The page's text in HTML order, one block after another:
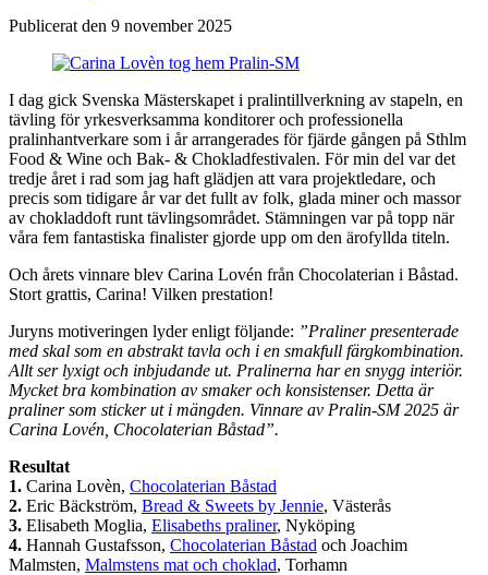
Publicerat den 9 november 2025
I dag gick Svenska Mästerskapet i pralintillverkning av stapeln, en
tävling för yrkesverksamma konditorer och professionella
pralinhantverkare som i år arrangerades för fjärde gången på Sthlm
Food & Wine och Bak- & Chokladfestivalen. För min del var det
tredje året i rad som jag haft glädjen att vara projektledare, och
precis som tidigare år var det fullt av folk, glada miner och massor
av chokladdoft runt tävlingsområdet. Stämningen var på topp när
våra fem fantastiska finalister gjorde upp om den ärofyllda titeln.
Och årets vinnare blev Carina Lovén från Chocolaterian i Båstad.
Stort grattis, Carina! Vilken prestation!
Juryns motiveringen lyder enligt följande: ”Praliner presenterade
med skal som en abstrakt tavla och i en smakfull färgkombination.
Allt ser lyxigt och inbjudande ut. Pralinerna har en snygg interiör.
Mycket bra kombination av smaker och konsistenser. Detta är
praliner som sticker ut i mängden. Vinnare av Pralin-SM 2025 är
Carina Lovén, Chocolaterian Båstad”.
Resultat
1. Carina Lovèn, Chocolaterian Båstad
2. Eric Bäckström, Bread & Sweets by Jennie, Västerås
3. Elisabeth Moglia, Elisabeths praliner, Nyköping
4. Hannah Gustafsson, Chocolaterian Båstad och Joachim
Malmsten, Malmstens mat och choklad, Torhamn